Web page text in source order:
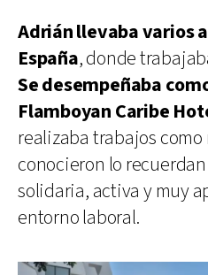
Adrián llevaba varios
España, donde
Se desempeñaba
Flamboyan Caribe
realizaba trabajos
conocieron lo
solidaria, activa y muy
entorno laboral.